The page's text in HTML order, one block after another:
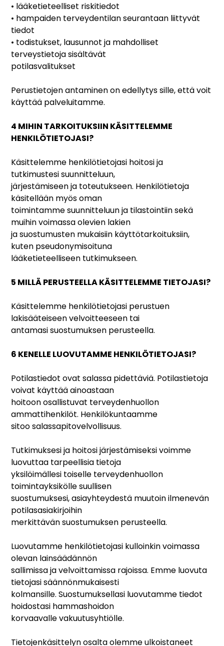
• lääketieteelliset riskitiedot
• hampaiden terveydentilan seurantaan liittyvät
tiedot
• todistukset, lausunnot ja mahdolliset
terveystietoja sisältävät
potilasvalitukset
Perustietojen antaminen on edellytys sille, että voit
käyttää palveluitamme.
4 MIHIN TARKOITUKSIIN KÄSITTELEMME
HENKILÖTIETOJASI?
Käsittelemme henkilötietojasi hoitosi ja
tutkimustesi suunnitteluun,
järjestämiseen ja toteutukseen. Henkilötietoja
käsitellään myös oman
toimintamme suunnitteluun ja tilastointiin sekä
muihin voimassa olevien lakien
ja suostumusten mukaisiin käyttötarkoituksiin,
kuten pseudonymisoituna
lääketieteelliseen tutkimukseen.
5 MILLÄ PERUSTEELLA KÄSITTELEMME TIETOJASI?
Käsittelemme henkilötietojasi perustuen
lakisääteiseen velvoitteeseen tai
antamasi suostumuksen perusteella.
6 KENELLE LUOVUTAMME HENKILÖTIETOJASI?
Potilastiedot ovat salassa pidettäviä. Potilastietoja
voivat käyttää ainoastaan
hoitoon osallistuvat terveydenhuollon
ammattihenkilöt. Henkilökuntaamme
sitoo salassapitovelvollisuus.
Tutkimuksesi ja hoitosi järjestämiseksi voimme
luovuttaa tarpeellisia tietoja
yksilöimällesi toiselle terveydenhuollon
toimintayksikölle suullisen
suostumuksesi, asiayhteydestä muutoin ilmenevän
potilasasiakirjoihin
merkittävän suostumuksen perusteella.
Luovutamme henkilötietojasi kulloinkin voimassa
olevan lainsäädännön
sallimissa ja velvoittamissa rajoissa. Emme luovuta
tietojasi säännönmukaisesti
kolmansille. Suostumuksellasi luovutamme tiedot
hoidostasi hammashoidon
korvaavalle vakuutusyhtiölle.
Tietojenkäsittelyn osalta olemme ulkoistaneet